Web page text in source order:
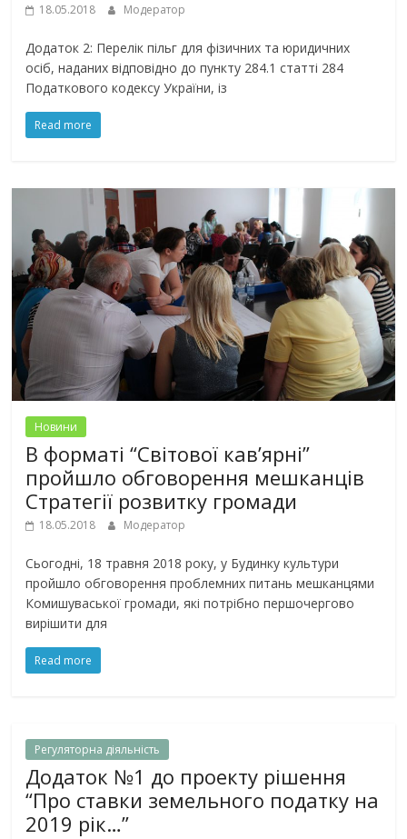
18.05.2018 Модератор
Додаток 2: Перелік пільг для фізичних та юридичних
осіб, наданих відповідно до пункту 284.1 статті 284
Податкового кодексу України, із
Read more
Новини
В форматі “Світової кав’ярні”
пройшло обговорення мешканців
Стратегії розвитку громади
18.05.2018 Модератор
Сьогодні, 18 травня 2018 року, у Будинку культури
пройшло обговорення проблемних питань мешканцями
Комишуваської громади, які потрібно першочергово
вирішити для
Read more
Регуляторна дiяльнiсть
Додаток №1 до проекту рішення
“Про ставки земельного податку на
2019 рік…”